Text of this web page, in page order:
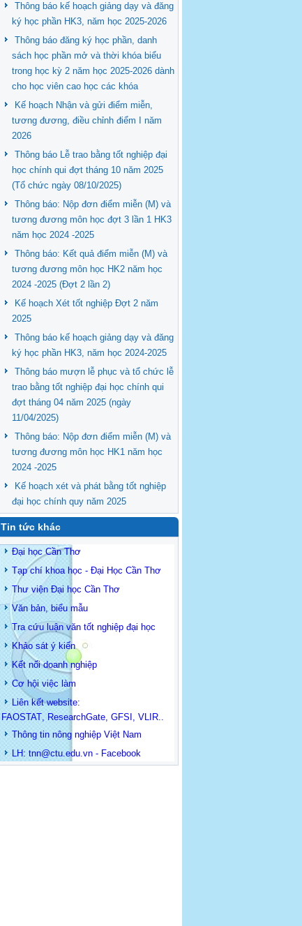
Thông báo kế hoạch giảng dạy và đăng
ký học phần HK3, năm học 2025-2026
Thông báo đăng ký học phần, danh
sách học phần mở và thời khóa biểu
trong học kỳ 2 năm học 2025-2026 dành
cho học viên cao học các khóa
Kế hoạch Nhận và gửi điểm miễn,
tương đương, điều chỉnh điểm I năm
2026
Thông báo Lễ trao bằng tốt nghiệp đại
học chính qui đợt tháng 10 năm 2025
(Tổ chức ngày 08/10/2025)
Thông báo: Nộp đơn điểm miễn (M) và
tương đương môn học đợt 3 lần 1 HK3
năm học 2024 -2025
Thông báo: Kết quả điểm miễn (M) và
tương đương môn học HK2 năm học
2024 -2025 (Đợt 2 lần 2)
Kế hoạch Xét tốt nghiệp Đợt 2 năm
2025
Thông báo kế hoạch giảng dạy và đăng
ký học phần HK3, năm học 2024-2025
Thông báo mượn lễ phục và tổ chức lễ
trao bằng tốt nghiệp đại học chính qui
đợt tháng 04 năm 2025 (ngày
11/04/2025)
Thông báo: Nộp đơn điểm miễn (M) và
tương đương môn học HK1 năm học
2024 -2025
Kế hoạch xét và phát bằng tốt nghiệp
đại học chính quy năm 2025
Tin tức khác
Đại học Cần Thơ
Tạp chí khoa học - Đại Học Cần Thơ
Thư viện Đại học Cần Thơ
Văn bản, biểu mẫu
Tra cứu luận văn tốt nghiệp đại học
Khảo sát ý kiến
Kết nối doanh nghiệp
Cơ hội việc làm
Liên kết website:
FAOSTAT, ResearchGate, GFSI , VLIR..
Thông tin nông nghiệp Việt Nam
LH: tnn@ctu.edu.vn - Facebook